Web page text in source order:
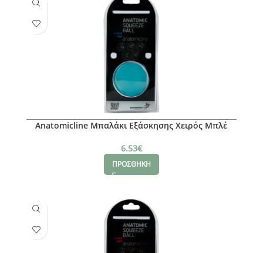
Anatomicline Μπαλάκι Εξάσκησης Χειρός Μπλέ
6.53€
ΠΡΟΣΘΗΚΗ